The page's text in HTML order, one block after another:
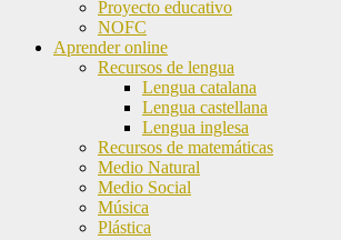
Proyecto educativo
NOFC
Aprender online
Recursos de lengua
Lengua catalana
Lengua castellana
Lengua inglesa
Recursos de matemáticas
Medio Natural
Medio Social
Música
Plástica